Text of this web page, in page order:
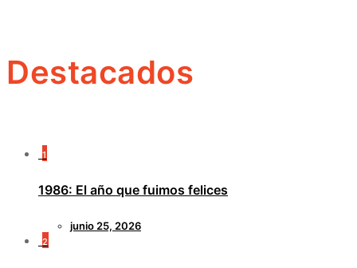
Destacados
1
1986: El año que fuimos felices
junio 25, 2026
2